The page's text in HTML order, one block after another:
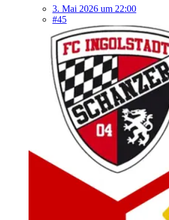
3. Mai 2026 um 22:00
#45